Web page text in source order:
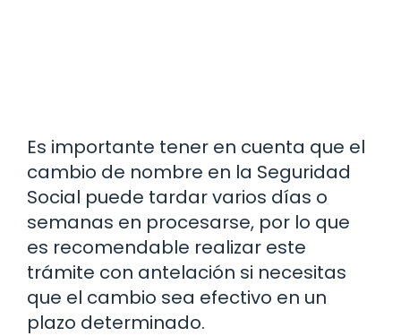
Es importante tener en cuenta que el
cambio de nombre en la Seguridad
Social puede tardar varios días o
semanas en procesarse, por lo que
es recomendable realizar este
trámite con antelación si necesitas
que el cambio sea efectivo en un
plazo determinado.